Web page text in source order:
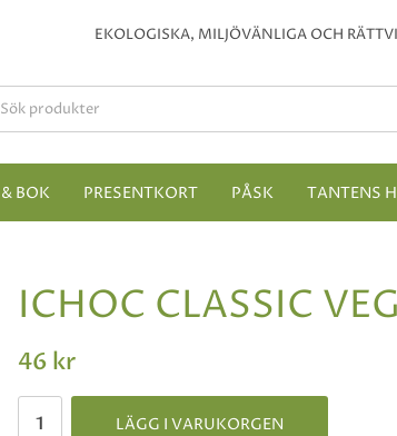
EKOLOGISKA, MILJÖVÄNLIGA OCH
BOK PRESENTKORT PÅSK TANTENS
ICHOC CLASSIC
46 kr
LÄGG I VARUKORGEN